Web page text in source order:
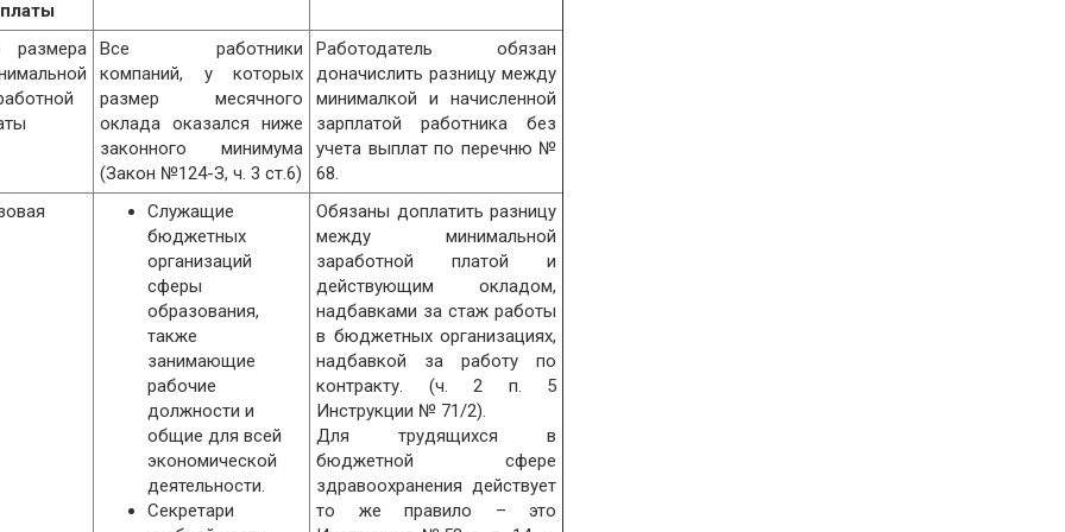
Аудит уставного фонда
Аудит по специальному
заданию
размера
Все работники
компаний, у которых
размер месячного
оклада оказался ниже
законного минимума
(Закон №124-З, ч. 3 ст.6)
Работодатель обязан
доначислить разницу между
минималкой и начисленной
зарплатой работника без
учета выплат по перечню №
68.
Служащие
бюджетных
организаций
сферы
образования,
также
занимающие
рабочие
должности и
общие для всей
экономической
деятельности.
Секретари
Обязаны доплатить разницу
между минимальной
заработной платой и
действующим окладом,
надбавками за стаж работы
в бюджетных организациях,
надбавкой за работу по
контракту. (ч. 2 п. 5
Инструкции № 71/2).
Для трудящихся в
бюджетной сфере
здравоохранения действует
то же правило – это